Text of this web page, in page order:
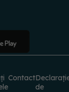
Contact
de